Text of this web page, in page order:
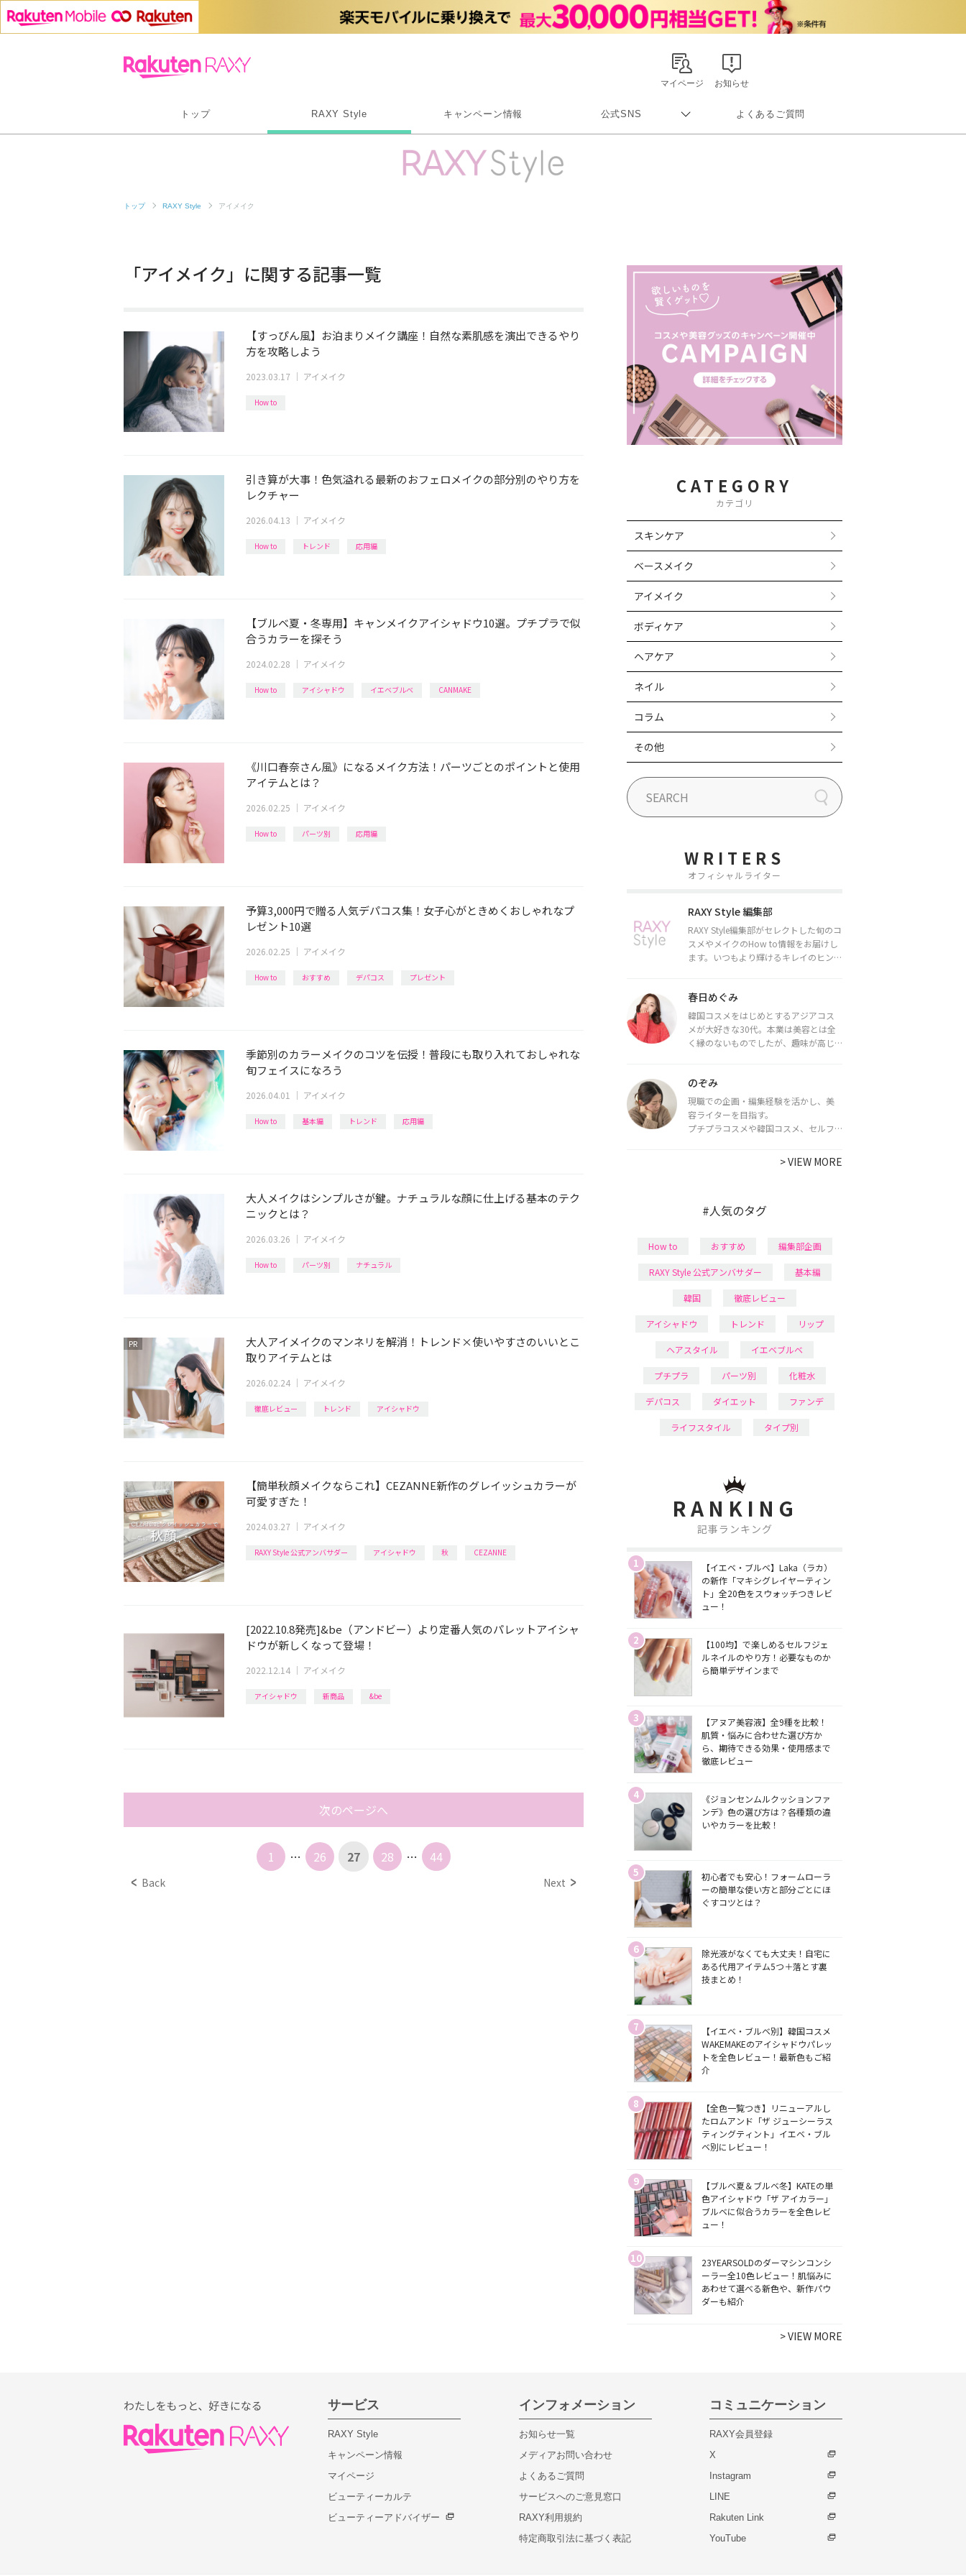
お知らせ
マイページ
トップ RAXY Style キャンペーン情報 公式SNS よくあるご質問
トップ RAXY Style アイメイク
「アイメイク」に関する記事一覧
【すっぴん風】お泊まりメイク講座！自然な素肌感を演出できるやり
方を攻略しよう
2023.03.17 ｜ アイメイク
How to
引き算が大事！色気溢れる最新のおフェロメイクの部分別のやり方を
レクチャー
2026.04.13 ｜ アイメイク
How to トレンド 応用編
【ブルベ夏・冬専用】キャンメイクアイシャドウ10選。プチプラで似
合うカラーを探そう
2024.02.28 ｜ アイメイク
How to アイシャドウ イエベブルベ CANMAKE
《川口春奈さん風》になるメイク方法！パーツごとのポイントと使用
アイテムとは？
2026.02.25 ｜ アイメイク
How to パーツ別 応用編
予算3,000円で贈る人気デパコス集！女子心がときめくおしゃれなプ
レゼント10選
2026.02.25 ｜ アイメイク
How to おすすめ デパコス プレゼント
季節別のカラーメイクのコツを伝授！普段にも取り入れておしゃれな
旬フェイスになろう
2026.04.01 ｜ アイメイク
How to 基本編 トレンド 応用編
大人メイクはシンプルさが鍵。ナチュラルな顔に仕上げる基本のテク
ニックとは？
2026.03.26 ｜ アイメイク
How to パーツ別 ナチュラル
PR
大人アイメイクのマンネリを解消！トレンド×使いやすさのいいとこ
取りアイテムとは
2026.02.24 ｜ アイメイク
徹底レビュー トレンド アイシャドウ
【簡単秋顔メイクならこれ】CEZANNE新作のグレイッシュカラーが
可愛すぎた！
2024.03.27 ｜ アイメイク
RAXY Style 公式アンバサダー アイシャドウ 秋 CEZANNE
[2022.10.8発売]&be（アンドビー）より定番人気のパレットアイシャ
ドウが新しくなって登場！
2022.12.14 ｜ アイメイク
アイシャドウ 新商品 &be
次のページへ
Back
1 … 26 27 28 … 44
Next
CATEGORY
カテゴリ
スキンケア
ベースメイク
アイメイク
ボディケア
ヘアケア
ネイル
コラム
その他
WRITERS
オフィシャルライター
RAXY Style 編集部
RAXY Style編集部がセレクトした旬のコ
スメやメイクのHow to情報をお届けし
ます。いつもより輝けるキレイのヒント
春日めぐみ
韓国コスメをはじめとするアジアコス
メが大好きな30代。本業は美容とは全
く縁のないものでしたが、趣味が高じ
ライターとして活動中。
都内で16タイプパーソナルカラー診
断・顔タイプ診断・骨格診断によるイ
メージコンサルティングも行っていま
のぞみ
現職での企画・編集経験を活かし、美
容ライターを目指す。
プチプラコスメや韓国コスメ、セルフ
で最新情報をチェック。家事や育児の合
間に取り入れられる時短美容テクも実
>VIEW MORE
#人気のタグ
How to おすすめ 編集部企画
RAXY Style 公式アンバサダー 基本編
韓国 徹底レビュー
アイシャドウ トレンド リップ
ヘアスタイル イエベブルベ
プチプラ パーツ別 化粧水
デパコス ダイエット ファンデ
ライフスタイル タイプ別
RANKING
記事ランキング
1
【イエベ・ブルベ】Laka（ラカ）
の新作「マキシグレイヤーティン
ト」全20色をスウォッチつきレビ
ュー！
2
【100均】で楽しめるセルフジェ
ルネイルのやり方！必要なものか
ら簡単デザインまで
3
【アヌア美容液】全9種を比較！
肌質・悩みに合わせた選び方か
ら、期待できる効果・使用感まで
徹底レビュー
4
《ジョンセンムルクッションファ
ンデ》色の選び方は？各種類の違
いやカラーを比較！
5
初心者でも安心！フォームローラ
ーの簡単な使い方と部分ごとにほ
ぐすコツとは？
6
除光液がなくても大丈夫！自宅に
ある代用アイテム5つ＋落とす裏
技まとめ！
7
【イエベ・ブルベ別】韓国コスメ
WAKEMAKEのアイシャドウパレッ
トを全色レビュー！最新色もご紹
介
8
【全色一覧つき】リニューアルし
たロムアンド「ザ ジューシーラス
ティングティント」イエベ・ブル
ベ別にレビュー！
9
【ブルベ夏＆ブルベ冬】KATEの単
色アイシャドウ「ザ アイカラー」
ブルベに似合うカラーを全色レビ
ュー！
10
23YEARSOLDのダーマシンコンシ
ーラー全10色レビュー！肌悩みに
あわせて選べる新色や、新作パウ
ダーも紹介
>VIEW MORE
サービス
RAXY Style
キャンペーン情報
マイページ
ビューティーカルテ
ビューティーアドバイザー
インフォメーション
お知らせ一覧
メディアお問い合わせ
よくあるご質問
サービスへのご意見窓口
RAXY利用規約
特定商取引法に基づく表記
コミュニケーション
RAXY会員登録
X
Instagram
LINE
Rakuten Link
YouTube